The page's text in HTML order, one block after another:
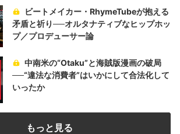
ビートメイカー・RhymeTubeが抱える
矛盾と祈り──オルタナティブなヒップホッ
プ／プロデューサー論
中南米の“Otaku”と海賊版漫画の破局
──“違法な消費者”はいかにして合法化して
いったか
もっと見る